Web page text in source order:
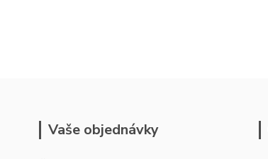
Vaše objednávky